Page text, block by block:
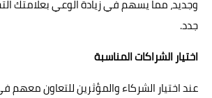
وجديد، مما يسهم في زيادة الوعي بعلامتك
جدد.
اختيار الشراكات المناسبة
عند اختيار الشركاء والمؤثرين للتعاون